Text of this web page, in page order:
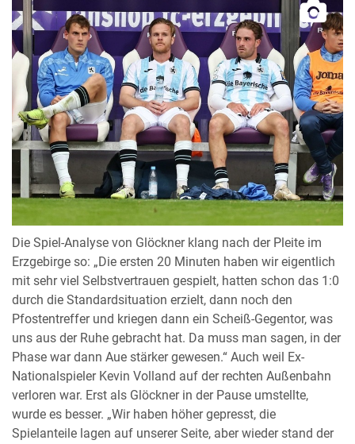
Die Spiel-Analyse von Glöckner klang nach der Pleite im
Erzgebirge so: „Die ersten 20 Minuten haben wir eigentlich
mit sehr viel Selbstvertrauen gespielt, hatten schon das 1:0
durch die Standardsituation erzielt, dann noch den
Pfostentreffer und kriegen dann ein Scheiß-Gegentor, was
uns aus der Ruhe gebracht hat. Da muss man sagen, in der
Phase war dann Aue stärker gewesen.“ Auch weil Ex-
Nationalspieler Kevin Volland auf der rechten Außenbahn
verloren war. Erst als Glöckner in der Pause umstellte,
wurde es besser. „Wir haben höher gepresst, die
Spielanteile lagen auf unserer Seite, aber wieder stand der